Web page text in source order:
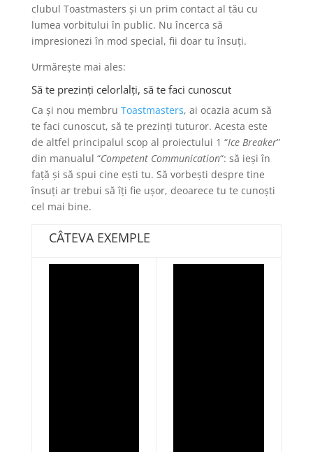
clubul Toastmasters și un prim contact al tău cu
lumea vorbitului în public. Nu încerca să
impresionezi în mod special, fii doar tu însuți.
Urmărește mai ales:
Să te prezinți celorlalți, să te faci cunoscut
Ca și nou membru Toastmasters, ai ocazia acum să
te faci cunoscut, să te prezinți tuturor. Acesta este
de altfel principalul scop al proiectului 1 “Ice Breaker”
din manualul “Competent Communication“: să ieși în
față și să spui cine ești tu. Să vorbești despre tine
însuți ar trebui să îți fie ușor, deoarece tu te cunoști
cel mai bine.
CÂTEVA EXEMPLE